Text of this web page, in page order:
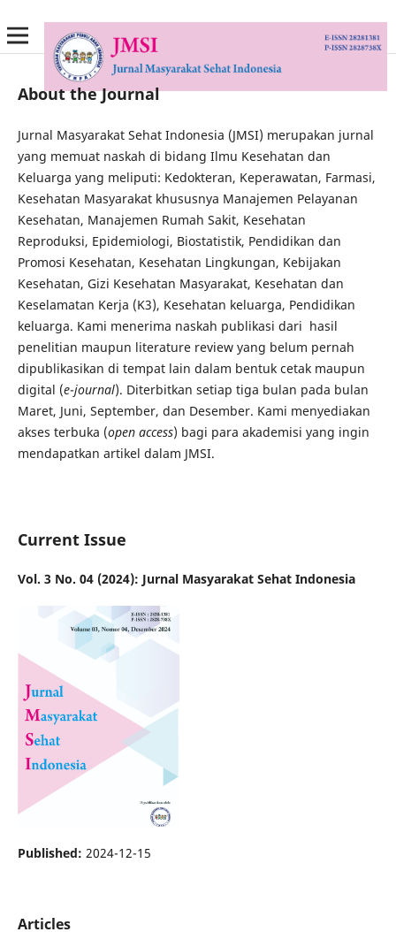
About the Journal
Jurnal Masyarakat Sehat Indonesia (JMSI) merupakan jurnal
yang memuat naskah di bidang Ilmu Kesehatan dan
Keluarga yang meliputi: Kedokteran, Keperawatan, Farmasi,
Kesehatan Masyarakat khususnya Manajemen Pelayanan
Kesehatan, Manajemen Rumah Sakit, Kesehatan
Reproduksi, Epidemiologi, Biostatistik, Pendidikan dan
Promosi Kesehatan, Kesehatan Lingkungan, Kebijakan
Kesehatan, Gizi Kesehatan Masyarakat, Kesehatan dan
Keselamatan Kerja (K3), Kesehatan keluarga, Pendidikan
keluarga. Kami menerima naskah publikasi dari hasil
penelitian maupun literature review yang belum pernah
dipublikasikan di tempat lain dalam bentuk cetak maupun
digital (e-journal). Diterbitkan setiap tiga bulan pada bulan
Maret, Juni, September, dan Desember. Kami menyediakan
akses terbuka (open access) bagi para akademisi yang ingin
mendapatkan artikel dalam JMSI.
Current Issue
Vol. 3 No. 04 (2024): Jurnal Masyarakat Sehat Indonesia
Published: 2024-12-15
Articles